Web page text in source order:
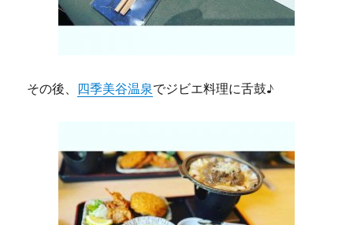
その後、 四季美谷温泉でジビエ料理に舌鼓♪